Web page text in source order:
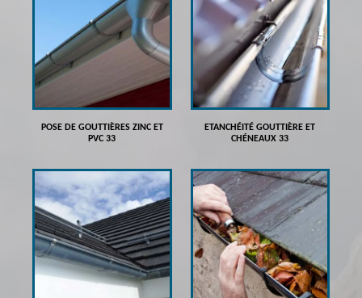
POSE DE GOUTTIÈRES ZINC ET
PVC 33
ETANCHÉITÉ GOUTTIÈRE ET
CHÉNEAUX 33